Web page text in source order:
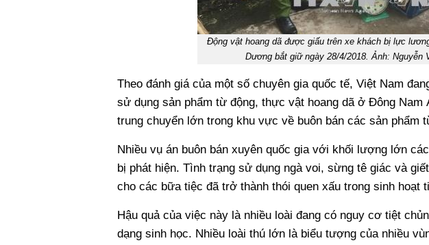
Động vật hoang dã được giấu trên xe khách bị lực
Dương bắt giữ ngày 28/4/2018. Ảnh: Nguyễn
Theo đánh giá của một số chuyên gia quốc tế, Việt Nam
sử dụng sản phẩm từ động, thực vật hoang dã ở Đông Nam
trung chuyển lớn trong khu vực về buôn bán các sản phẩm
Nhiều vụ án buôn bán xuyên quốc gia với khối lượng lớn
bị phát hiện. Tình trạng sử dụng ngà voi, sừng tê giác và
cho các bữa tiệc đã trở thành thói quen xấu trong sinh hoạt
Hậu quả của việc này là nhiều loài đang có nguy cơ tiệt
dạng sinh học. Nhiều loài thú lớn là biểu tượng của nhiều